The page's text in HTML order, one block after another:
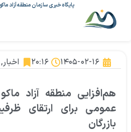
پایگاه خبری سازمان منطقه آزاد ماکو
۱۴۰۵-۰۲-۱۶ ۲۰:۱۶ اخبار,
هم‌افزایی منطقه آزاد
عمومی برای ارتقای
بازرگان